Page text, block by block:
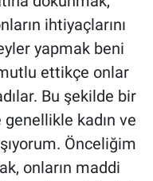
ihtiyaçlarını
yapmak beni
ettikçe onlar
Bu şekilde bir
kadın ve
Önceliğim
onların maddi